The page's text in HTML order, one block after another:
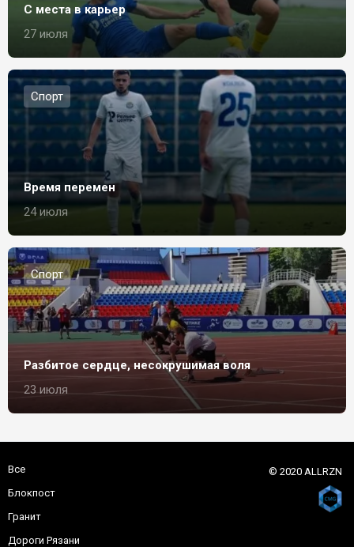
С места в карьер
27 июля
Спорт
Время перемен
24 июля
Спорт
Разбитое сердце, несокрушимая воля
23 июля
Все
Блокпост
Гранит
Дороги Рязани
© 2020 ALLRZN